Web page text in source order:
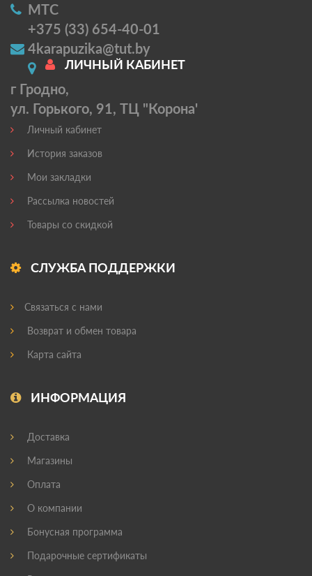
МТС
+375 (33) 654-40-01
4karapuzika@tut.by
г Гродно,
ул. Горького, 91, ТЦ "Корона'
ЛИЧНЫЙ КАБИНЕТ
Личный кабинет
История заказов
Мои закладки
Рассылка новостей
Товары со скидкой
СЛУЖБА ПОДДЕРЖКИ
Связаться с нами
Возврат и обмен товара
Карта сайта
ИНФОРМАЦИЯ
Доставка
Магазины
Оплата
О компании
Бонусная программа
Подарочные сертификаты